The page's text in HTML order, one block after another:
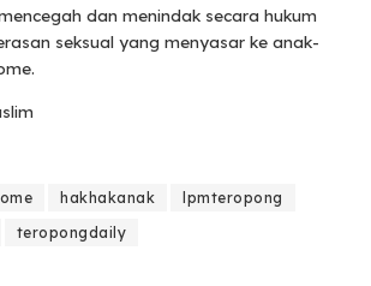
dan menindak secara hukum
seksual yang menyasar ke anak-
hakhakanak
lpmteropong
teropongdaily